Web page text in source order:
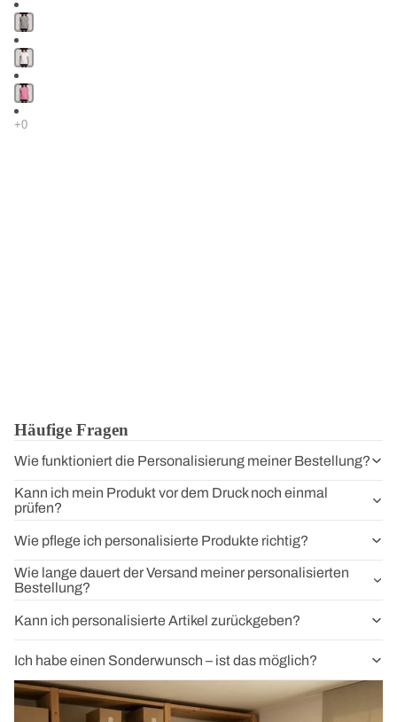
Häufige Fragen
Wie funktioniert die Personalisierung meiner Bestellung?
Kann ich mein Produkt vor dem Druck noch einmal
prüfen?
Wie pflege ich personalisierte Produkte richtig?
Wie lange dauert der Versand meiner personalisierten
Bestellung?
Kann ich personalisierte Artikel zurückgeben?
Ich habe einen Sonderwunsch – ist das möglich?